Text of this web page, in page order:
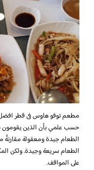
مطعم توفو هاوس فى قطر افضل
حسب علمي بأن الذين يقومون
الطعام جيدة ومعقولة مقارنةً
الطعام سريعة وجيدة. ولكن
على المواقف.